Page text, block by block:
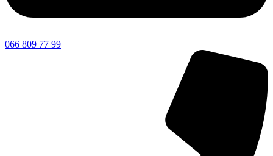
066 809 77 99